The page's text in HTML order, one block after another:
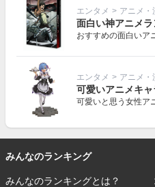
エンタメ > アニメ・
面白い神アニメ
おすすめの面白いア
エンタメ > アニメ・
可愛いアニメキ
可愛いと思う女性ア
みんなのランキング
みんなのランキングとは？